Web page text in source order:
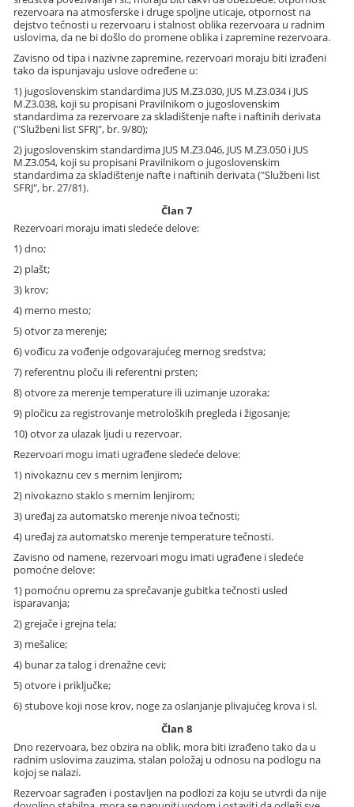
rezervoara na atmosferske i druge spoljne uticaje, otpornost na
dejstvo tečnosti u rezervoaru i stalnost oblika rezervoara u radnim
uslovima, da ne bi došlo do promene oblika i zapremine rezervoara.
Zavisno od tipa i nazivne zapremine, rezervoari moraju biti izrađeni
tako da ispunjavaju uslove određene u:
1) jugoslovenskim standardima JUS M.Z3.030, JUS M.Z3.034 i JUS
M.Z3.038, koji su propisani Pravilnikom o jugoslovenskim
standardima za rezervoare za skladištenje nafte i naftinih derivata
("Službeni list SFRJ", br. 9/80);
2) jugoslovenskim standardima JUS M.Z3.046, JUS M.Z3.050 i JUS
M.Z3.054, koji su propisani Pravilnikom o jugoslovenskim
standardima za skladištenje nafte i naftinih derivata ("Službeni list
SFRJ", br. 27/81).
Član 7
Rezervoari moraju imati sledeće delove:
1) dno;
2) plašt;
3) krov;
4) merno mesto;
5) otvor za merenje;
6) vođicu za vođenje odgovarajućeg mernog sredstva;
7) referentnu ploču ili referentni prsten;
8) otvore za merenje temperature ili uzimanje uzoraka;
9) pločicu za registrovanje metroloških pregleda i žigosanje;
10) otvor za ulazak ljudi u rezervoar.
Rezervoari mogu imati ugrađene sledeće delove:
1) nivokaznu cev s mernim lenjirom;
2) nivokazno staklo s mernim lenjirom;
3) uređaj za automatsko merenje nivoa tečnosti;
4) uređaj za automatsko merenje temperature tečnosti.
Zavisno od namene, rezervoari mogu imati ugrađene i sledeće
pomoćne delove:
1) pomoćnu opremu za sprečavanje gubitka tečnosti usled
isparavanja;
2) grejače i grejna tela;
3) mešalice;
4) bunar za talog i drenažne cevi;
5) otvore i priključke;
6) stubove koji nose krov, noge za oslanjanje plivajućeg krova i sl.
Član 8
Dno rezervoara, bez obzira na oblik, mora biti izrađeno tako da u
radnim uslovima zauzima, stalan položaj u odnosu na podlogu na
kojoj se nalazi.
Rezervoar sagrađen i postavljen na podlozi za koju se utvrdi da nije